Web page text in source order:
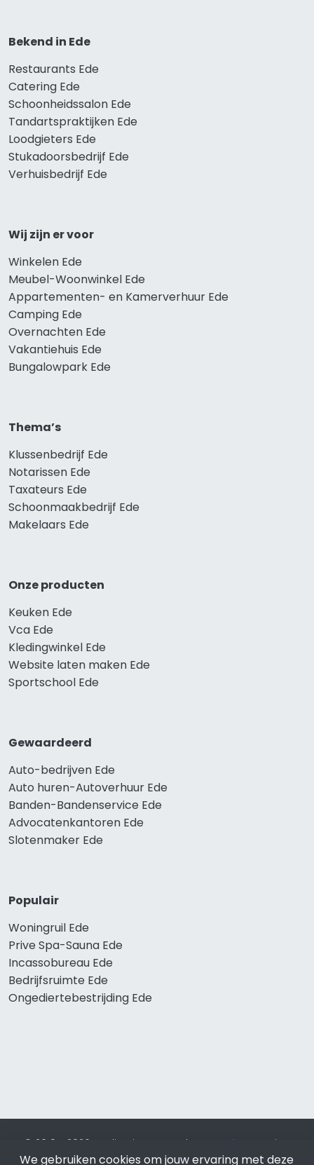
Bekend in Ede
Restaurants Ede
Catering Ede
Schoonheidssalon Ede
Tandartspraktijken Ede
Loodgieters Ede
Stukadoorsbedrijf Ede
Verhuisbedrijf Ede
Wij zijn er voor
Winkelen Ede
Meubel-Woonwinkel Ede
Appartementen- en Kamerverhuur Ede
Camping Ede
Overnachten Ede
Vakantiehuis Ede
Bungalowpark Ede
Thema’s
Klussenbedrijf Ede
Notarissen Ede
Taxateurs Ede
Schoonmaakbedrijf Ede
Makelaars Ede
Onze producten
Keuken Ede
Vca Ede
Kledingwinkel Ede
Website laten maken Ede
Sportschool Ede
Gewaardeerd
Auto-bedrijven Ede
Auto huren-Autoverhuur Ede
Banden-Bandenservice Ede
Advocatenkantoren Ede
Slotenmaker Ede
Populair
Woningruil Ede
Prive Spa-Sauna Ede
Incassobureau Ede
Bedrijfsruimte Ede
Ongediertebestrijding Ede
© 2019 - 2026 Realisatie en SEO door SEO-bureau
Lion
Internet. Betaal alleen voor bewezen resultaten?SEO
We gebruiken cookies om jouw ervaring met deze